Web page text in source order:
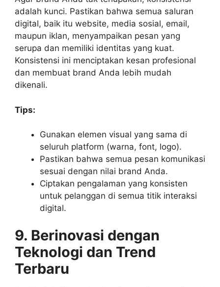
adalah kunci. Pastikan bahwa semua saluran
digital, baik itu website, media sosial, email,
maupun iklan, menyampaikan pesan yang
serupa dan memiliki identitas yang kuat.
Konsistensi ini menciptakan kesan profesional
dan membuat brand Anda lebih mudah
dikenali.
Tips:
Gunakan elemen visual yang sama di
seluruh platform (warna, font, logo).
Pastikan bahwa semua pesan komunikasi
sesuai dengan nilai brand Anda.
Ciptakan pengalaman yang konsisten
untuk pelanggan di semua titik interaksi
digital.
9. Berinovasi dengan
Teknologi dan Trend
Terbaru